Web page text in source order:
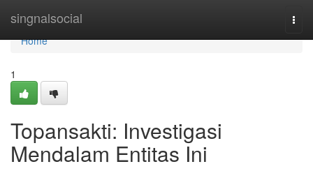
singnalsocial
Home
Home
1
Topansakti: Investigasi
Mendalam Entitas Ini